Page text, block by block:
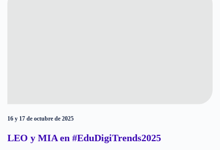
16 y 17 de octubre de 2025
LEO y MIA en #EduDigiTrends2025